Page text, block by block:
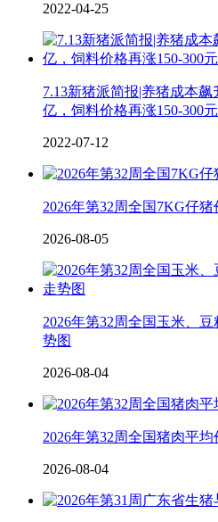
2022-04-25
7.13新猪派简报|养猪成本
亿，饲料价格再涨150-300元
2022-07-12
2026年第32周全国7KG仔猪
2026-08-05
2026年第32周全国玉米、
势图
2026-08-04
2026年第32周全国猪肉平均
2026-08-04